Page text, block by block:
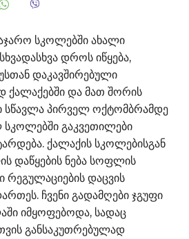
სკოლებში ახალი
დროს იწყება,
დაკავშირებული
ქალაქებში და მათ შორის
სწავლა პირველ ოქტომბრამდე
გაკვეთილები
ქალაქის სკოლებისგან
დაწყების ნება სოფლის
რეგულაციების დაცვის
ჩვენი გადამღები ჯგუფი
იმყოფებოდა, სადაც
განსაკუთრებულად